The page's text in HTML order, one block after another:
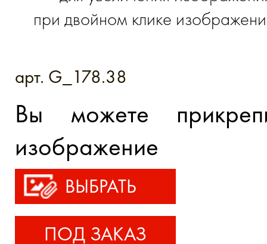
при двойном клике
арт. G_178.38
Вы можете
изображение
ВЫБРАТЬ
ПОД ЗАКАЗ